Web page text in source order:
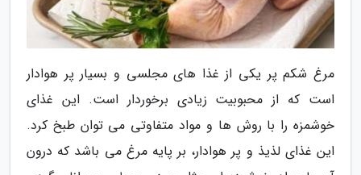
مرغ شکم پر یکی از غذا های مجلسی و بسیار پر هوادار
است که از محبوبیت زیادی برخوردار است. این غذای
خوشمزه را با روش ها و مواد متفاوتی می توان طبخ کرد.
این غذای لذیذ و پر هوادار، بر پایه مرغ می باشد که درون